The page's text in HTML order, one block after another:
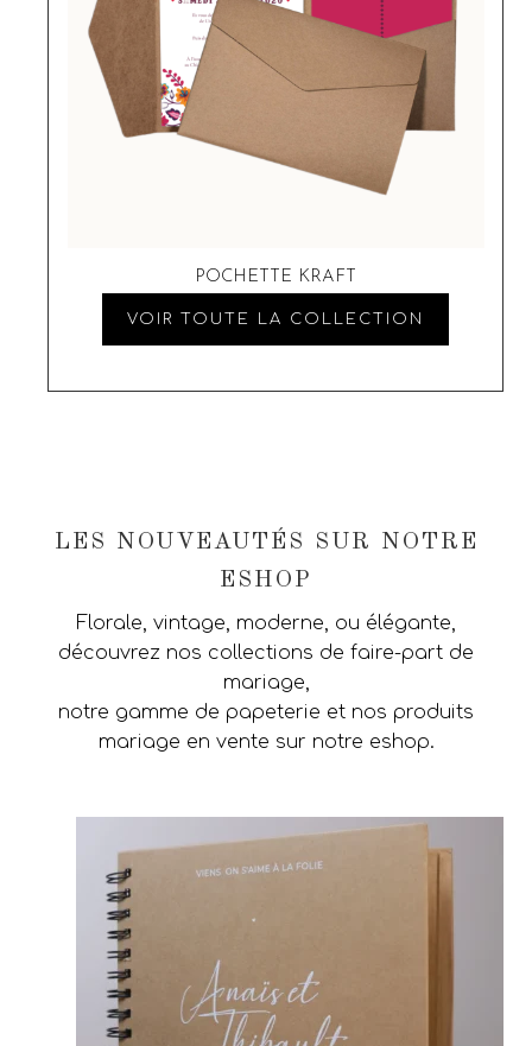
POCHETTE KRAFT
VOIR TOUTE LA COLLECTION
LES NOUVEAUTÉS SUR NOTRE
ESHOP
Florale, vintage, moderne, ou élégante,
découvrez nos collections de faire-part de
mariage,
notre gamme de papeterie et nos produits
mariage en vente sur notre eshop.